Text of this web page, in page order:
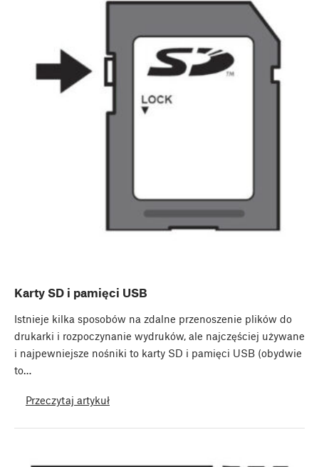
Karty SD i pamięci USB
Istnieje kilka sposobów na zdalne przenoszenie plików do
drukarki i rozpoczynanie wydruków, ale najczęściej używane
i najpewniejsze nośniki to karty SD i pamięci USB (obydwie
to…
Przeczytaj artykuł